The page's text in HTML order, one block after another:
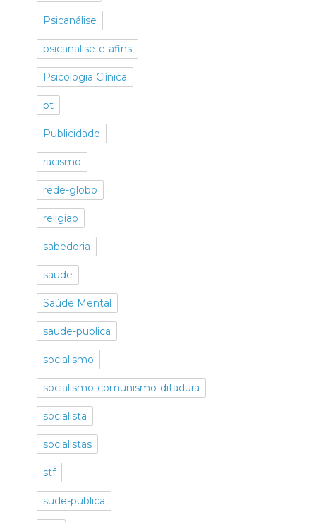
Psicanálise
psicanalise-e-afins
Psicologia Clínica
pt
Publicidade
racismo
rede-globo
religiao
sabedoria
saude
Saúde Mental
saude-publica
socialismo
socialismo-comunismo-ditadura
socialista
socialistas
stf
sude-publica